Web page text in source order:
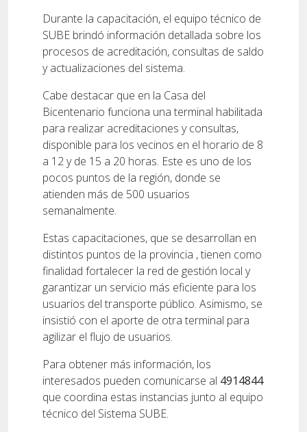
Durante la capacitación, el equipo técnico de
SUBE brindó información detallada sobre los
procesos de acreditación, consultas de saldo
y actualizaciones del sistema.
Cabe destacar que en la Casa del
Bicentenario funciona una terminal habilitada
para realizar acreditaciones y consultas,
disponible para los vecinos en el horario de 8
a 12 y de 15 a 20 horas. Este es uno de los
pocos puntos de la región, donde se
atienden más de 500 usuarios
semanalmente.
Estas capacitaciones, que se desarrollan en
distintos puntos de la provincia , tienen como
finalidad fortalecer la red de gestión local y
garantizar un servicio más eficiente para los
usuarios del transporte público. Asimismo, se
insistió con el aporte de otra terminal para
agilizar el flujo de usuarios.
Para obtener más información, los
interesados pueden comunicarse al 4914844
que coordina estas instancias junto al equipo
técnico del Sistema SUBE.